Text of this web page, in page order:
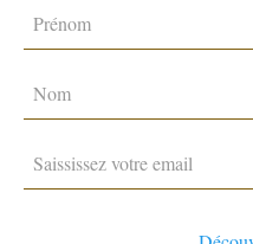
RESTAURATION
TERRE D’ACCUEIL